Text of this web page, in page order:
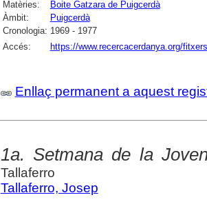
Matèries:
Boite Gatzara de Puigcerdà
Àmbit:
Puigcerdà
Cronologia: 1969 - 1977
Accés:
https://www.recercacerdanya.org/
Enllaç permanent a aquest
1a. Setmana de la
Tallaferro
Tallaferro, Josep